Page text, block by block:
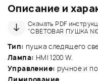
Описание и
Скачать PDF
"СВЕТОВАЯ ПУШКА
Тип: пушка следящего
Лампа: HMI 1200 W.
Управление: ручное и